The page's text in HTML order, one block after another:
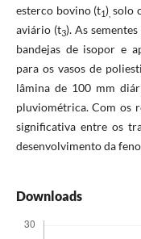
esterco bovino (t1) solo
aviário (t3). As
bandejas de isopor e
para os vasos de
lâmina de 100 mm
pluviométrica. Com os
significativa entre os
desenvolvimento da
Downloads